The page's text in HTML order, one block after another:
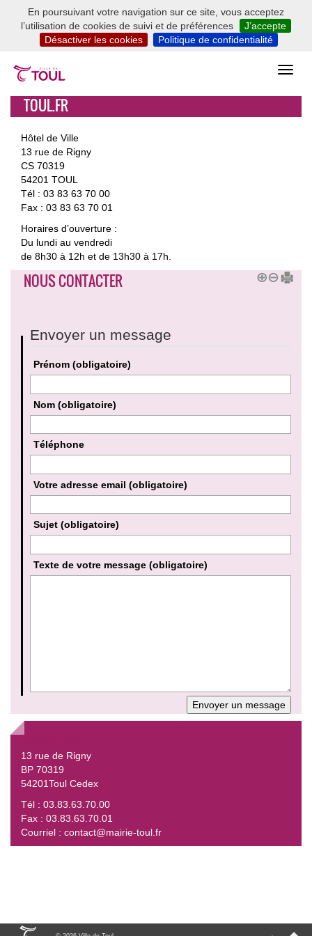
En poursuivant votre navigation sur ce site, vous acceptez
l’utilisation de cookies de suivi et de préférences
J’accepte
Désactiver les cookies
Politique de confidentialité
TOUL.FR
Hôtel de Ville
13 rue de Rigny
CS 70319
54201 TOUL
Tél : 03 83 63 70 00
Fax : 03 83 63 70 01
Horaires d’ouverture :
Du lundi au vendredi
de 8h30 à 12h et de 13h30 à 17h.
NOUS CONTACTER
Envoyer un message
Prénom (obligatoire)
Nom (obligatoire)
Téléphone
Votre adresse email (obligatoire)
Sujet (obligatoire)
Texte de votre message (obligatoire)
13 rue de Rigny
BP 70319
54201Toul Cedex
Tél : 03.83.63.70.00
Fax : 03.83.63.70.01
Courriel : contact@mairie-toul.fr